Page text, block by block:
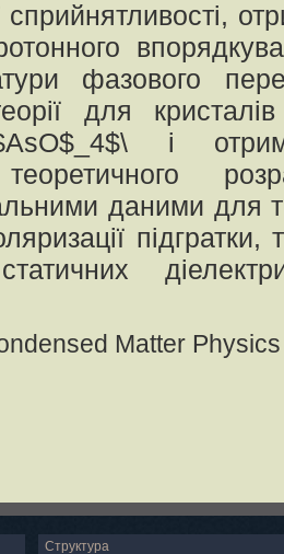
сприйнятливості,
фазового
для
і
теоретичного
даними для
Matter Physics
Структура